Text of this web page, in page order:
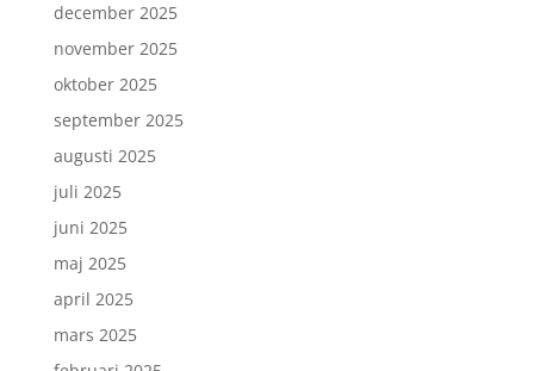
december 2025
november 2025
oktober 2025
september 2025
augusti 2025
juli 2025
juni 2025
maj 2025
april 2025
mars 2025